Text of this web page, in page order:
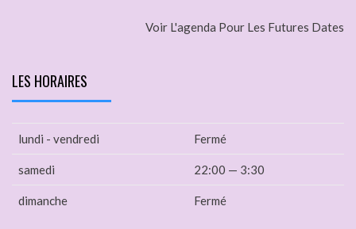
Voir L'agenda Pour Les Futures Dates
LES HORAIRES
lundi - vendredi Fermé
samedi 22:00 — 3:30
dimanche Fermé